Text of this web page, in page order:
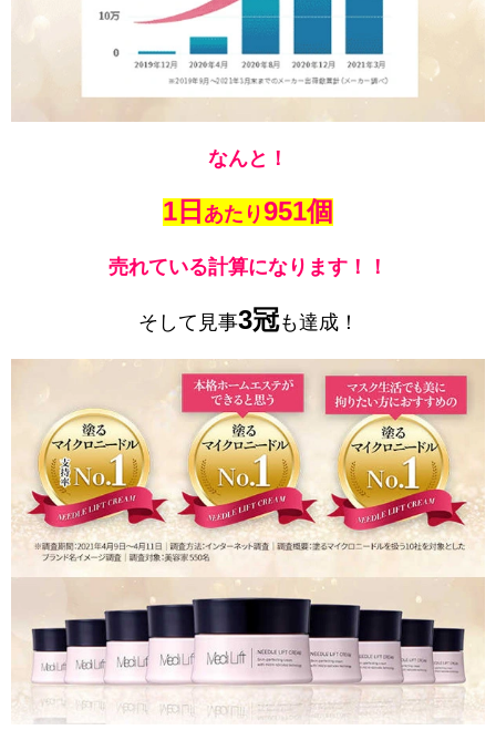
なんと！
1日 あたり951個
売れている計算になります！！
そして見事3冠も達成！